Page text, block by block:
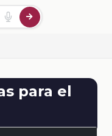
para el